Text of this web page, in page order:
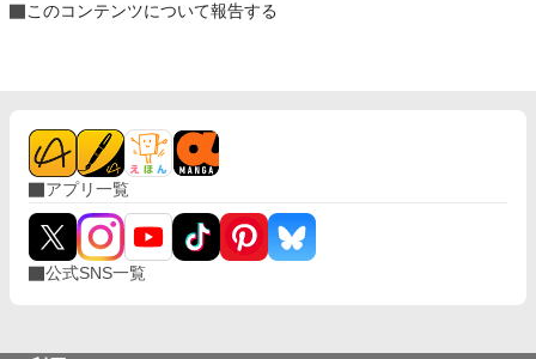
このコンテンツについて報告する
アプリ一覧
公式SNS一覧